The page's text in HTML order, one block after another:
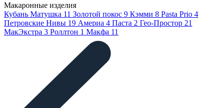
Макаронные изделия
Кубань Матушка 11 Золотой покос 9 Кэмми 8 Pasta Prio 4
Петровские Нивы 19 Америа 4 Паста 2 Гео-Простор 21
МакЭкстра 3 Роллтон 1 Макфа 11